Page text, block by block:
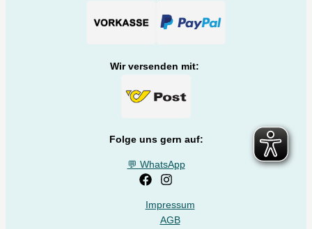
Wir versenden mit:
Folge uns gern auf:
💬 WhatsApp
Impressum
AGB